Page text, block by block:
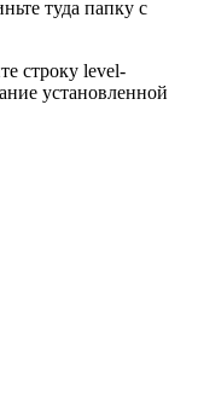
туда папку с
строку level-
установленной